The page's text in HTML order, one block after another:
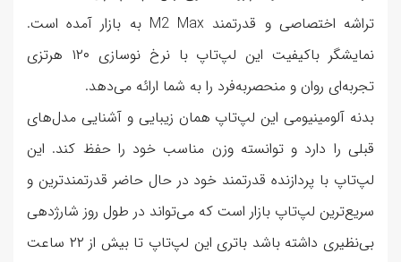
تراشه اختصاصی و قدرتمند M2 Max به بازار آمده است.
نمایشگر باکیفیت این لپ‌تاپ با نرخ نوسازی ۱۲۰ هرتزی
تجربه‌ای روان و منحصربه‌فرد را به شما ارائه می‌دهد.
بدنه آلومینیومی این لپ‌تاپ همان زیبایی و آشنایی مدل‌های
قبلی را دارد و توانسته وزن مناسب خود را حفظ کند. این
لپ‌تاپ با پردازنده قدرتمند خود در حال حاضر قدرتمندترین و
سریع‌ترین لپ‌تاپ بازار است که می‌تواند در طول روز شارژدهی
بی‌نظیری داشته باشد باتری این لپ‌‌تاپ تا بیش از ۲۲ ساعت